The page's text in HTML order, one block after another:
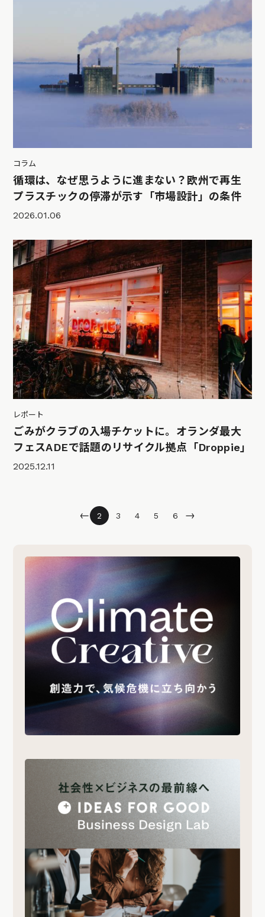
コラム
循環は、なぜ思うように進まない？欧州で再生
プラスチックの停滞が示す「市場設計」の条件
2026.01.06
レポート
ごみがクラブの入場チケットに。オランダ最大
フェスADEで話題のリサイクル拠点「Droppie」
2025.12.11
← 2 3 4 5 6 →